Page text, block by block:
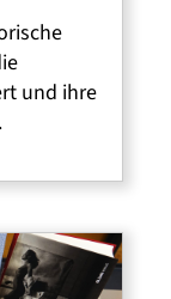
und ihre